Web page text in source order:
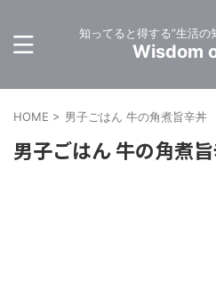
知ってると得する”生活の
Wisdom
HOME > 男子ごはん 牛の角煮旨辛丼
男子ごはん 牛の角煮